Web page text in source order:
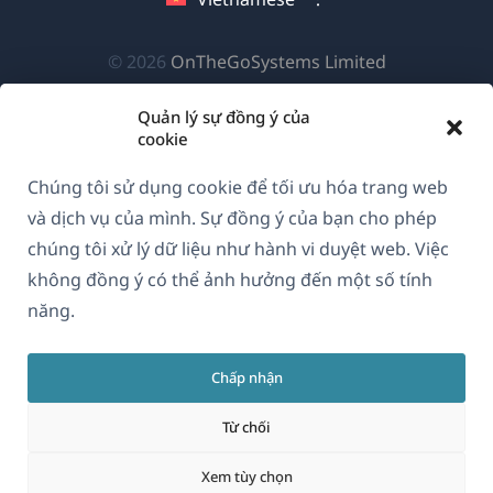
Quản lý sự đồng ý của
cookie
Chúng tôi sử dụng cookie để tối ưu hóa trang web
và dịch vụ của mình. Sự đồng ý của bạn cho phép
chúng tôi xử lý dữ liệu như hành vi duyệt web. Việc
không đồng ý có thể ảnh hưởng đến một số tính
năng.
Chấp nhận
Từ chối
Xem tùy chọn
© 2026 OnTheGoSystems Limited(mở
trong
mới)
sổ
sổ
sổ